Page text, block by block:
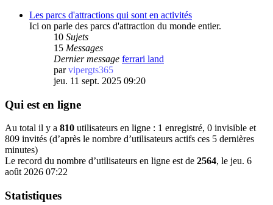
Les parcs d'attractions qui sont en activités
Ici on parle des parcs d'attraction du monde entier.
10 Sujets
15 Messages
Dernier message ferrari land
parvipergts365
jeu. 11 sept. 2025 09:20
Qui est en ligne
Au total il y a 810 utilisateurs en ligne : 1 enregistré, 0 invisible et
809 invités (d’après le nombre d’utilisateurs actifs ces 5 dernières
minutes)
Le record du nombre d’utilisateurs en ligne est de 2564, le jeu. 6
août 2026 07:22
Statistiques